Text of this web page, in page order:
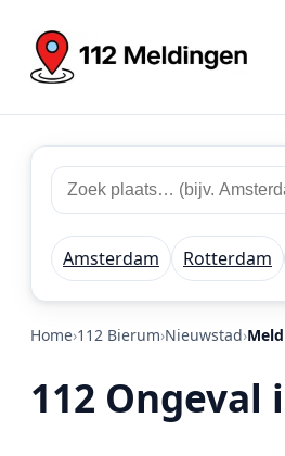
Zoek 112
Zoek plaats of regio
Amsterdam Rotterdam
Home 112 Bierum Nieuwstad
112